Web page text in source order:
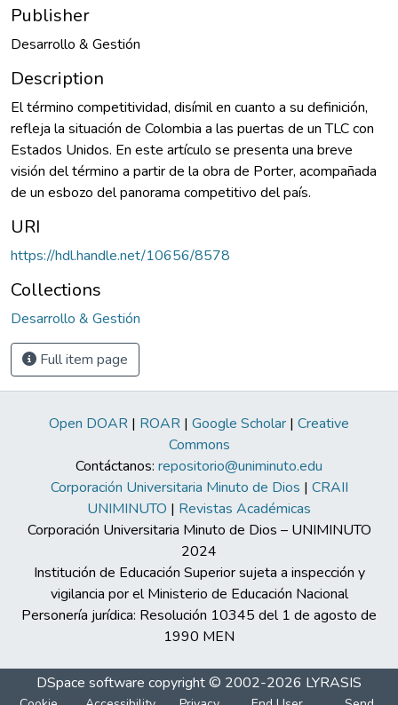
Publisher
Desarrollo & Gestión
Description
El término competitividad, disímil en cuanto a su definición,
refleja la situación de Colombia a las puertas de un TLC con
Estados Unidos. En este artículo se presenta una breve
visión del término a partir de la obra de Porter, acompañada
de un esbozo del panorama competitivo del país.
URI
https://hdl.handle.net/10656/8578
Collections
Desarrollo & Gestión
Full item page
Open DOAR | ROAR | Google Scholar | Creative
Commons
Contáctanos: repositorio@uniminuto.edu
Corporación Universitaria Minuto de Dios | CRAII
UNIMINUTO | Revistas Académicas
Corporación Universitaria Minuto de Dios – UNIMINUTO
2024
Institución de Educación Superior sujeta a inspección y
vigilancia por el Ministerio de Educación Nacional
Personería jurídica: Resolución 10345 del 1 de agosto de
1990 MEN
DSpace software copyright © 2002-2026 LYRASIS